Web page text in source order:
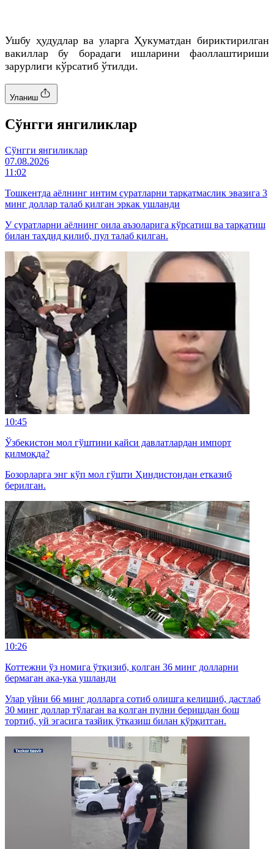
Ушбу ҳудудлар ва уларга Ҳукуматдан бириктирилган
вакиллар бу борадаги ишларини фаоллаштириши
зарурлиги кўрсатиб ўтилди.
Уланиш
Cўнгги янгиликлар
Cўнгги янгиликлар
07.08.2026
11:02
Тошкентда аёлнинг интим суратларни тарқатмаслик эвазига 3
минг доллар талаб қилган эркак ушланди
У суратларни аёлнинг оила аъзоларига кўрсатиш ва тарқатиш
билан таҳдид қилиб, пул талаб қилган.
10:45
Ўзбекистон мол гўштини қайси давлатлардан импорт
қилмоқда?
Бозорларга энг кўп мол гўшти Ҳиндистондан етказиб
берилган.
10:26
Коттежни ўз номига ўтқизиб, қолган 36 минг долларни
бермаган ака-ука ушланди
Улар уйни 66 минг долларга сотиб олишга келишиб, дастлаб
30 минг доллар тўлаган ва қолган пулни беришдан бош
тортиб, уй эгасига тазйиқ ўтказиш билан қўрқитган.